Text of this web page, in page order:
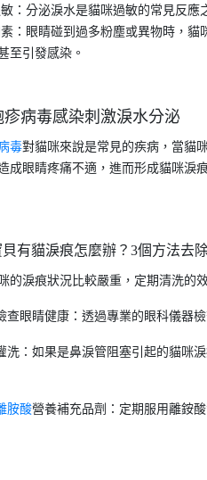
：分泌淚水是貓咪過敏的常見反應
：眼睛碰到過多粉塵或異物時，
至引發感染。
疹病毒感染刺激淚水分泌
毒對貓咪來說是常見的疾病，當貓
成眼睛疼痛不適，進而形成貓咪淚
貝有貓淚痕怎麼辦？3個方法去
的淚痕狀況比較嚴重，定期清洗的
查眼睛健康：透過專業的眼科儀器
洗：如果是鼻淚管阻塞引起的貓咪
胺酸營養補充品劑：定期服用離銨